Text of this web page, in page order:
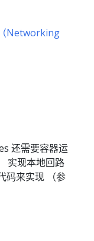
Networking
还需要容器运
实现本地回路
码来实现 （参